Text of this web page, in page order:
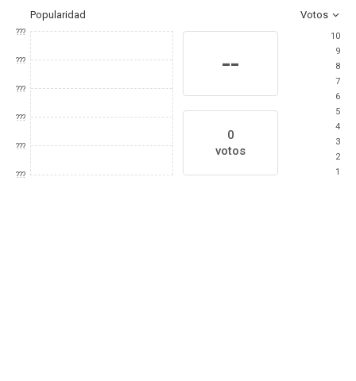
Popularidad Votos
???
???
???
???
???
???
--
0
votos
10
9
8
7
6
5
4
3
2
1